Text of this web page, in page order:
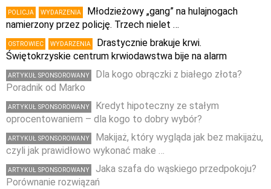
POLICJA WYDARZENIA
Młodzieżowy „gang” na hulajnogach
namierzony przez policję. Trzech nielet …
OSTROWIEC WYDARZENIA
Drastycznie brakuje krwi.
Świętokrzyskie centrum krwiodawstwa bije na alarm
ARTYKUŁ SPONSOROWANY
Dla kogo obrączki z białego złota?
Poradnik od Marko
ARTYKUŁ SPONSOROWANY
Kredyt hipoteczny ze stałym
oprocentowaniem – dla kogo to dobry wybór?
ARTYKUŁ SPONSOROWANY
Makijaż, który wygląda jak bez makijażu,
czyli jak prawidłowo wykonać make …
ARTYKUŁ SPONSOROWANY
Jaka szafa do wąskiego przedpokoju?
Porównanie rozwiązań